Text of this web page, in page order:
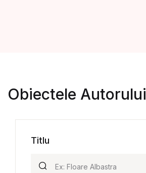
Obiectele Autorului
Titlu